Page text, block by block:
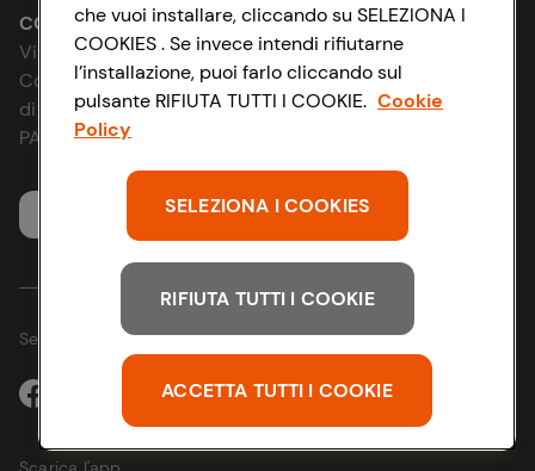
Accessibilità
D&I e Parità di Genere
Strategia Fiscale
Le cooperative
News & Approfondimenti
Richiami prodotto
Whistleblowing
CONAD SOCIETÀ COOPERATIVA
Via Michelino, 59 | 40127 BOLOGNA
Codice Fiscale e Registro Imprese
di Bologna 00865960157
PARTITA IVA 03320960374
Servizio clienti
Seguici sui Social:
che vuoi installare, cliccando su SELEZIONA I
COOKIES . Se invece intendi rifiutarne
l’installazione, puoi farlo cliccando sul
pulsante RIFIUTA TUTTI I COOKIE. Cookie
Policy
SELEZIONA I COOKIES
RIFIUTA TUTTI I COOKIE
ACCETTA TUTTI I COOKIE